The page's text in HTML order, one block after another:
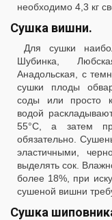
необходимо 4,3 кг
Сушка вишни.
Для сушки
Шубинка,
Анадольская, с
сушки плоды
соды или просто
водой
55°С, а затем
обязательно.
эластичными,
выделять сок.
более 18%, при
сушеной вишни
Сушка